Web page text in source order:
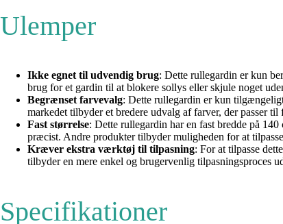
Ulemper
Ikke egnet til udvendig brug: Dette rullegardin er kun
brug for et gardin til at blokere sollys eller skjule noget
Begrænset farvevalg: Dette rullegardin er kun
markedet tilbyder et bredere udvalg af farver, der passer
Fast størrelse: Dette rullegardin har en fast bredde på
præcist. Andre produkter tilbyder muligheden for at
Kræver ekstra værktøj til tilpasning: For at tilpasse
tilbyder en mere enkel og brugervenlig tilpasningsproces
Specifikationer